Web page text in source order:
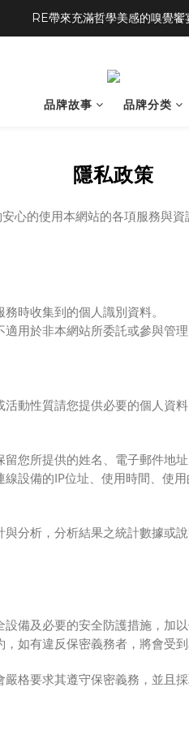
RE帶來充滿哲學美感的嗅覺饗
品牌故事 品牌分类
隱私政策
心的使用本網站的各項服務與
時收集到的個人識別資料。
用於非本網站所委託或參與管理
動性質請您提供必要的個人資
您所提供的姓名、電子郵件地址
設備的IP位址、使用時間、使
分析，分析結果之統計數據或
備及必要的安全防護措施，加
如有違反保密義務者，將會受到
嚴格要求其遵守保密義務，並且